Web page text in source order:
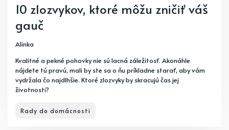
10 zlozvykov, ktoré môžu zničiť váš
gauč
Alinka
Kvalitné a pekné pohovky nie sú lacná záležitosť. Akonáhle
nájdete tú pravú, mali by ste sa o ňu príkladne starať, aby vám
vydržala čo najdlhšie. Ktoré zlozvyky by skracujú čas jej
životnosti?
Rady do domácnosti